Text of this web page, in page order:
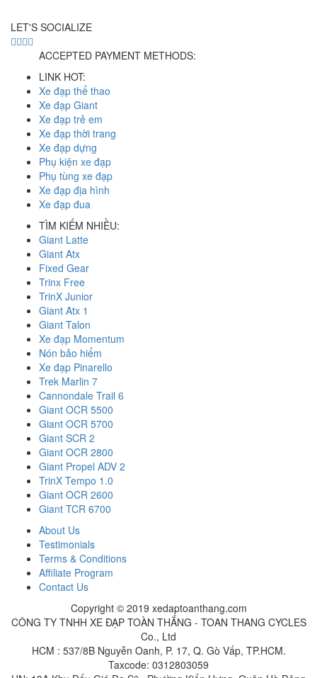
LET'S SOCIALIZE
ACCEPTED PAYMENT METHODS:
LINK HOT:
Xe đạp thể thao
Xe đạp Giant
Xe đạp trẻ em
Xe đạp thời trang
Xe đạp dựng
Phụ kiện xe đạp
Phụ tùng xe đạp
Xe đạp địa hình
Xe đạp đua
TÌM KIẾM NHIỀU:
Giant Latte
Giant Atx
Fixed Gear
Trinx Free
TrinX Junior
Giant Atx 1
Giant Talon
Xe đạp Momentum
Nón bảo hiểm
Xe đạp Pinarello
Trek Marlin 7
Cannondale Trail 6
Giant OCR 5500
Giant OCR 5700
Giant SCR 2
Giant OCR 2800
Giant Propel ADV 2
TrinX Tempo 1.0
Giant OCR 2600
Giant TCR 6700
About Us
Testimonials
Terms & Conditions
Affiliate Program
Contact Us
Copyright © 2019 xedaptoanthang.com
CÔNG TY TNHH XE ĐẠP TOÀN THẮNG - TOAN THANG CYCLES
Co., Ltd
HCM : 537/8B Nguyễn Oanh, P. 17, Q. Gò Vấp, TP.HCM.
Taxcode: 0312803059